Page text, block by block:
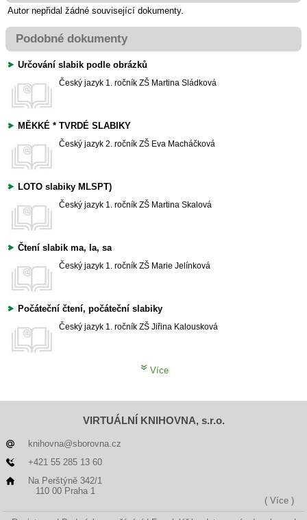
Autor nepřidal žádné související dokumenty.
Podobné dokumenty
Určování slabik podle obrázků
Český jazyk 1. ročník ZŠ Martina Sládková
MĚKKÉ * TVRDÉ SLABIKY
Český jazyk 2. ročník ZŠ Eva Macháčková
LOTO slabiky MLSPT)
Český jazyk 1. ročník ZŠ Martina Skalová
Čtení slabik ma, la, sa
Český jazyk 1. ročník ZŠ Marie Jelínková
Počáteční čtení, počáteční slabiky
Český jazyk 1. ročník ZŠ Jiřina Kalousková
Více
VIRTUÁLNÍ KNIHOVNA, s.r.o.
knihovna@sborovna.cz
+421 55 285 13 60
Na Perštýně 342/1
110 00 Praha 1
( Více )